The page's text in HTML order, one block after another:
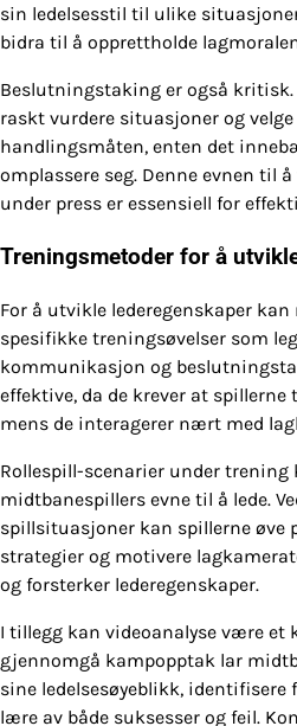
sin ledelsesstil til ulike
bidra til å opprettholde
Beslutningstaking er også
raskt vurdere situasjoner og velge
handlingsmåten, enten det
omplassere seg. Denne evnen til
under press er essensiell for
Treningsmetoder for å
For å utvikle lederegenskaper
spesifikke treningsøvelser som
kommunikasjon og
effektive, da de krever at
mens de interagerer nært med
Rollespill-scenarier under trening
midtbanespillers evne til å lede.
spillsituasjoner kan spillerne øve
strategier og motivere
og forsterker lederegenskaper.
I tillegg kan videoanalyse være et
gjennomgå kampopptak lar
sine ledelsesøyeblikk, identifisere
lære av både suksesser og feil.